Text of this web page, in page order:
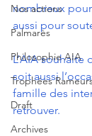
Nos actions
Palmarès
Philosophie AIA
Trophées
Draft
Archives
nombreux
aussi pour
L’AIA souhaite
soit aussi
famille des
retrouver.